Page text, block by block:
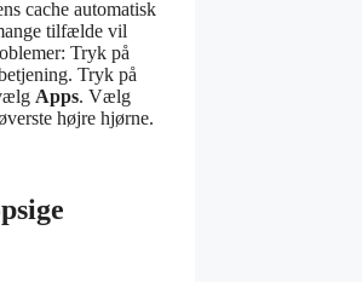
cache automatisk
tilfælde vil
Tryk på
Tryk på
Apps. Vælg
højre hjørne.